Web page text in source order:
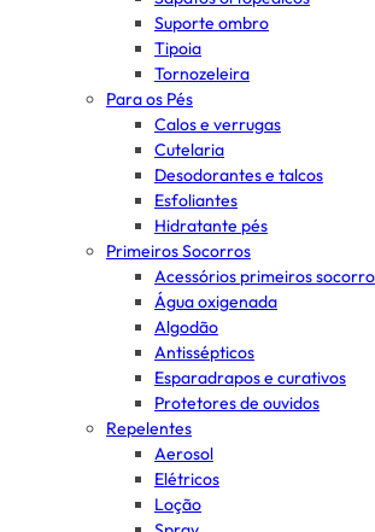
Suporte ombro
Tipoia
Tornozeleira
Para os Pés
Calos e verrugas
Cutelaria
Desodorantes e talcos
Esfoliantes
Hidratante pés
Primeiros Socorros
Acessórios primeiros
Água oxigenada
Algodão
Antissépticos
Esparadrapos e curativos
Protetores de ouvidos
Repelentes
Aerosol
Elétricos
Loção